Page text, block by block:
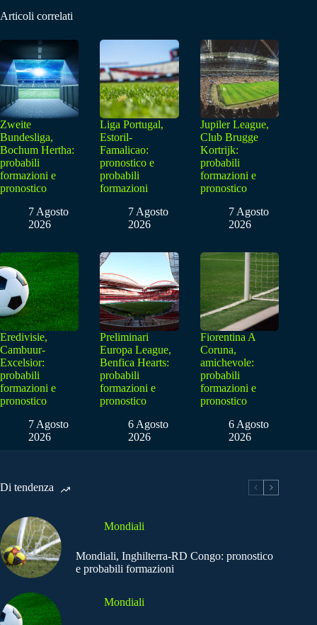
Articoli correlati
Zweite
Bundesliga,
Bochum Hertha:
probabili
formazioni e
pronostico
7 Agosto
2026
Liga Portugal,
Estoril-
Famalicao:
pronostico e
probabili
formazioni
7 Agosto
2026
Jupiler League,
Club Brugge
Kortrijk:
probabili
formazioni e
pronostico
7 Agosto
2026
Eredivisie,
Cambuur-
Excelsior:
probabili
formazioni e
pronostico
7 Agosto
2026
Preliminari
Europa League,
Benfica Hearts:
probabili
formazioni e
pronostico
6 Agosto
2026
Fiorentina A
Coruna,
amichevole:
probabili
formazioni e
pronostico
6 Agosto
2026
Di tendenza
Mondiali
Mondiali, Inghilterra-RD Congo: pronostico
e probabili formazioni
Mondiali